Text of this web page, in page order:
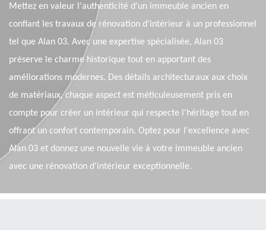
Mettez en valeur l'authenticité d'un immeuble ancien en
confiant les travaux de rénovation d'intérieur à un professionnel
tel que Alan 03. Avec une expertise spécialisée, Alan 03
préserve le charme historique tout en apportant des
améliorations modernes. Des détails architecturaux aux choix
de matériaux, chaque aspect est méticuleusement pris en
compte pour créer un intérieur qui respecte l'héritage tout en
offrant un confort contemporain. Optez pour l'excellence avec
Alan 03 et donnez une nouvelle vie à votre immeuble ancien
avec une rénovation d'intérieur exceptionnelle.